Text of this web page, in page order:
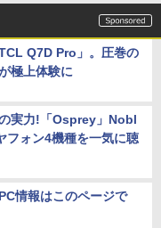
Q7D Pro」。圧巻の
極上体験に
実力!「Osprey」Nobl
ォン4機種を一気に聴
情報はこのページで